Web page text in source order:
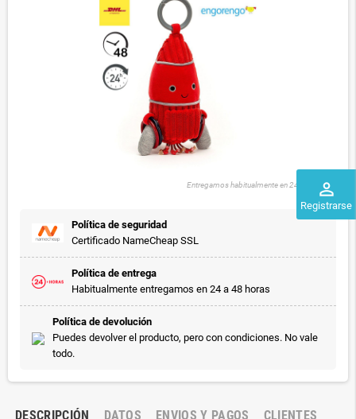
perm_identity
Registrarse
Entregamos habitualmente en 24 a 48 horas
Política de seguridad
Certificado NameCheap SSL
Política de entrega
Habitualmente entregamos en 24 a 48 horas
Política de devolución
Puedes devolver el producto, pero con condiciones. No vale
todo.
DESCRIPCIÓN DATOS ENVIOS Y PAGOS CLIENTES